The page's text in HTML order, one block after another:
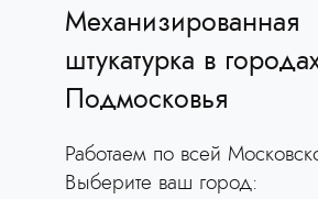
Механизированная
штукатурка в
Подмосковья
Работаем по всей
Выберите ваш город: